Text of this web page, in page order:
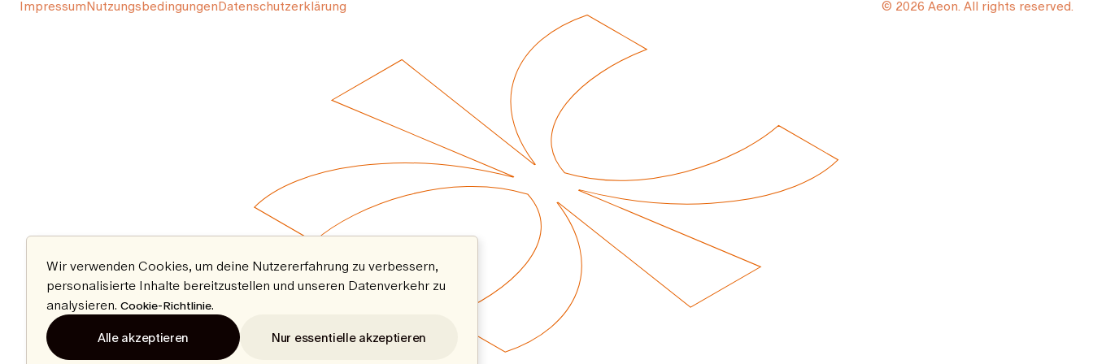
ImpressumNutzungsbedingungenDatenschutzerklärung © 2026 Aeon. All rights reserved.
Wir verwenden Cookies, um deine Nutzererfahrung zu verbessern,
personalisierte Inhalte bereitzustellen und unseren Datenverkehr zu
analysieren. Cookie-Richtlinie.
Alle akzeptieren Nur essentielle akzeptieren